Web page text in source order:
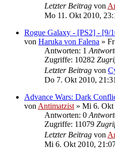
Letzter Beitrag von
Mo 11. Okt 2010,
Rogue Galaxy - [PS2] - [9/
von Haruka von Falena »
Antworten: 1
Zugriffe: 10282
Letzter Beitrag von
Do 7. Okt 2010, 21:31
Advance Wars: Dark
von Antimatzist » Mi 6. Okt
Antworten: 0
Zugriffe: 11079
Letzter Beitrag von
Mi 6. Okt 2010,